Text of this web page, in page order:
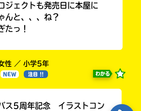
ジェクトも発売日に本屋に
んと、、、ね？
たっ！
性 ／ 小学5年
NEW 注目 !! わかる
バス5周年記念 イラストコン